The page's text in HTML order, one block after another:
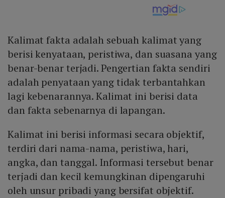
Kalimat fakta adalah sebuah kalimat yang
berisi kenyataan, peristiwa, dan suasana yang
benar-benar terjadi. Pengertian fakta sendiri
adalah penyataan yang tidak terbantahkan
lagi kebenarannya. Kalimat ini berisi data
dan fakta sebenarnya di lapangan.
Kalimat ini berisi informasi secara objektif,
terdiri dari nama-nama, peristiwa, hari,
angka, dan tanggal. Informasi tersebut benar
terjadi dan kecil kemungkinan dipengaruhi
oleh unsur pribadi yang bersifat objektif.